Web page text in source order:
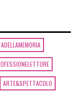
ARTE&SPETTACOLO